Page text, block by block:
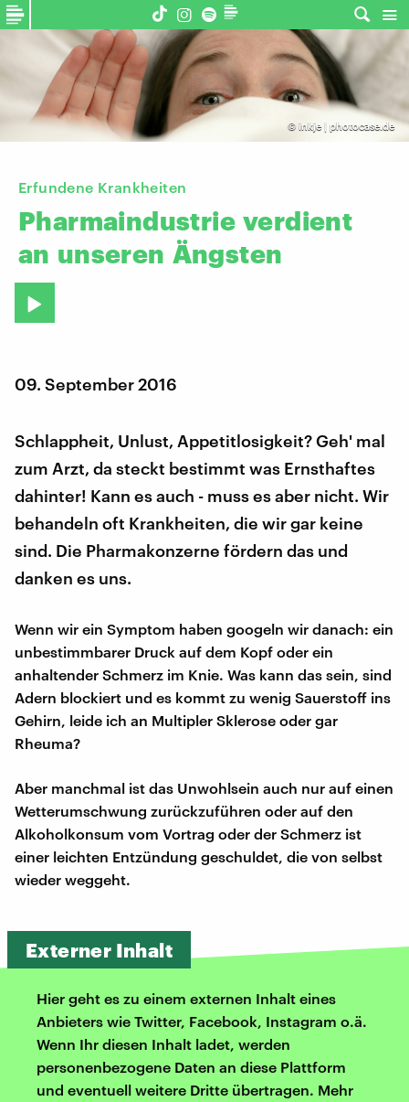
© inkje | photocase.de
Erfundene Krankheiten
Pharmaindustrie verdient
an unseren Ängsten
09. September 2016
Schlappheit, Unlust, Appetitlosigkeit? Geh' mal
zum Arzt, da steckt bestimmt was Ernsthaftes
dahinter! Kann es auch - muss es aber nicht. Wir
behandeln oft Krankheiten, die wir gar keine
sind. Die Pharmakonzerne fördern das und
danken es uns.
Wenn wir ein Symptom haben googeln wir danach: ein
unbestimmbarer Druck auf dem Kopf oder ein
anhaltender Schmerz im Knie. Was kann das sein, sind
Adern blockiert und es kommt zu wenig Sauerstoff ins
Gehirn, leide ich an Multipler Sklerose oder gar
Rheuma?
Aber manchmal ist das Unwohlsein auch nur auf einen
Wetterumschwung zurückzuführen oder auf den
Alkoholkonsum vom Vortrag oder der Schmerz ist
einer leichten Entzündung geschuldet, die von selbst
wieder weggeht.
Externer Inhalt
Hier geht es zu einem externen Inhalt eines
Anbieters wie Twitter, Facebook, Instagram o.ä.
Wenn Ihr diesen Inhalt ladet, werden
personenbezogene Daten an diese Plattform
und eventuell weitere Dritte übertragen. Mehr